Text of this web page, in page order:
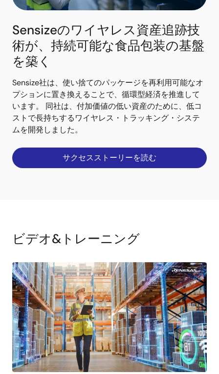
Sensizeのワイヤレス資産追跡技
術が、持続可能な食品包装の基盤
を築く
Sensize社は、使い捨てのパッケージを再利用可能なオ
プションに置き換えることで、循環型経済を推進して
います。 同社は、付加価値の低い資産のために、低コ
ストで長持ちするワイヤレス・トラッキング・システ
ムを開発しました。
サクセスストーリーを読む
ビデオ&トレーニング